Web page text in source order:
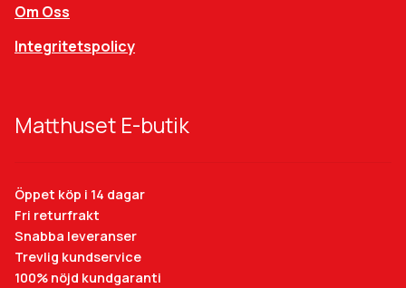
Om Oss
Integritetspolicy
Matthuset E-butik
Öppet köp i 14 dagar
Fri returfrakt
Snabba leveranser
Trevlig kundservice
100% nöjd kundgaranti